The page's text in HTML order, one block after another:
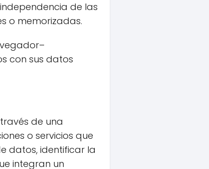
de las
o memorizadas.
con sus datos
de una
o servicios que
datos, identificar la
integran un